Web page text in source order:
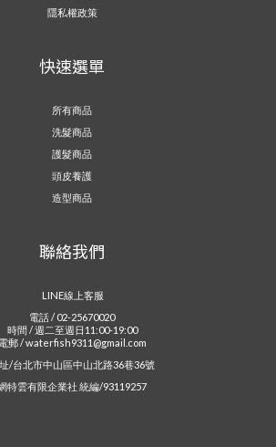
隱私權政策
快速選單
所有商品
洗髮商品
護髮商品
頭皮養護
造型商品
聯絡我們
LINE線上客服
電話 / 02-25670020
時間 / 週二至週日11:00-19:00
電郵 / waterfish9311@gmail.com
/台北市中山區中山北路36巷36號
特雲有限企業社 統編/93119257